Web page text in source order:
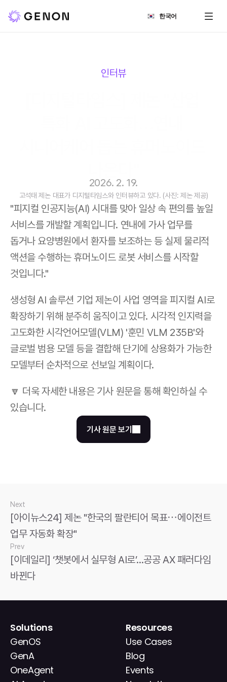
한국어
인터뷰
2026. 2. 19.
고석태 제논 대표가 디지털타임스와 인터뷰하고 있다. (사진: 제논 제공)
"피지컬 인공지능(AI) 시대를 맞아 일상 속 편의를 높일
서비스를 개발할 계획입니다. 연내에 가사 업무를
돕거나 요양병원에서 환자를 보조하는 등 실제 물리적
액션을 수행하는 휴머노이드 로봇 서비스를 시작할
것입니다."
생성형 AI 솔루션 기업 제논이 사업 영역을 피지컬 AI로
확장하기 위해 분주히 움직이고 있다. 시각적 인지력을
고도화한 시각언어모델(VLM) '훈민 VLM 235B'와
글로벌 범용 모델 등을 결합해 단기에 상용화가 가능한
모델부터 순차적으로 선보일 계획이다.
🔽 더욱 자세한 내용은 기사 원문을 통해 확인하실 수
있습니다.
기사 원문 보기
Next
[아이뉴스24] 제논 "한국의 팔란티어 목표⋯에이전트
업무 자동화 확장"
Prev
[이데일리] ‘챗봇에서 실무형 AI로’…공공 AX 패러다임
바뀐다
Solutions
GenOS
GenA
OneAgent
Resources
Use Cases
Blog
Events